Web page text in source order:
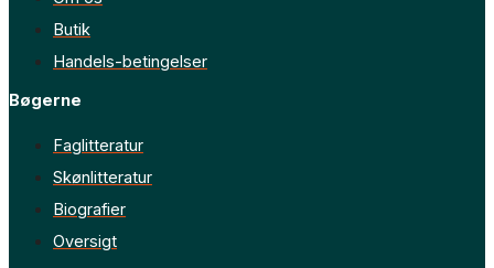
Butik
Handels-betingelser
Bøgerne
Faglitteratur
Skønlitteratur
Biografier
Oversigt